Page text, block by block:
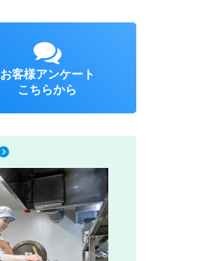
お客様アンケート
こちらから